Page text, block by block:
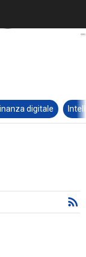
digitale